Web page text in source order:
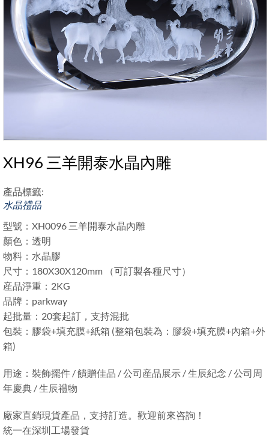
XH96 三羊開泰水晶內雕
產品標籤:
水晶禮品
型號：XH0096 三羊開泰水晶內雕
顏色：透明
物料：水晶膠
尺寸：180X30X120mm （可訂製各種尺寸）
産品淨重：2KG
品牌：parkway
起批量：20套起訂，支持混批
包裝：膠袋+填充膜+紙箱 (整箱包裝為：膠袋+填充膜+內箱+外
箱)
用途：裝飾擺件 / 饋贈佳品 / 公司産品展示 / 生辰紀念 / 公司周
年慶典 / 生辰禮物
廠家直銷現貨產品，支持訂造。歡迎前來咨詢！
統一在深圳工場發貨